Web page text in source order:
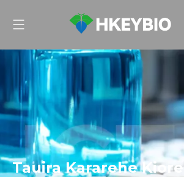
Tauira Kararehe Kiore